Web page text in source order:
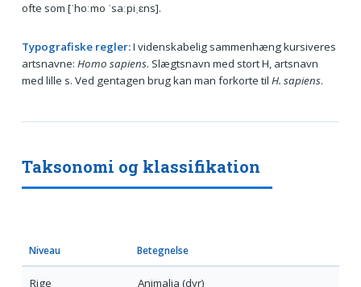
ofte som [ˈhoːmo ˈsaːpiˌɛns].
Typografiske regler:I videnskabelig sammenhæng kursiveres
artsnavne: Homo sapiens. Slægtsnavn med stort H, artsnavn
med lille s. Ved gentagen brug kan man forkorte til H. sapiens.
Taksonomi og klassifikation
Niveau Betegnelse
Rige Animalia (dyr)